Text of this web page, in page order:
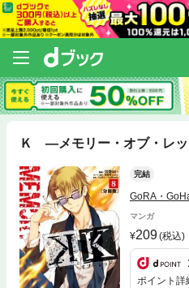
Ｋ ―メモリー・オブ・レ
完結
GoRA・
マンガ
209(税込)
ポイント詳